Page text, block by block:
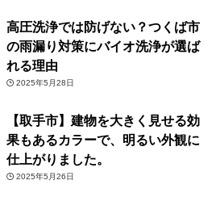
高圧洗浄では防げない？つくば市
の雨漏り対策にバイオ洗浄が選ば
れる理由
2025年5月28日
【取手市】建物を大きく見せる効
果もあるカラーで、明るい外観に
仕上がりました。
2025年5月26日